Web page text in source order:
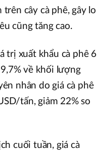
cây cà phê, gây lo
cũng tăng cao.
trị xuất khẩu cà phê 6
về khối lượng
nhân do giá cà phê
tấn, giảm 22% so
cuối tuần, giá cà